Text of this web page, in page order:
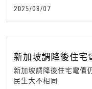
新加坡調降後住宅
我國電價 照顧民
新加坡調降後住宅電價
民生大不相同
2025/08/07